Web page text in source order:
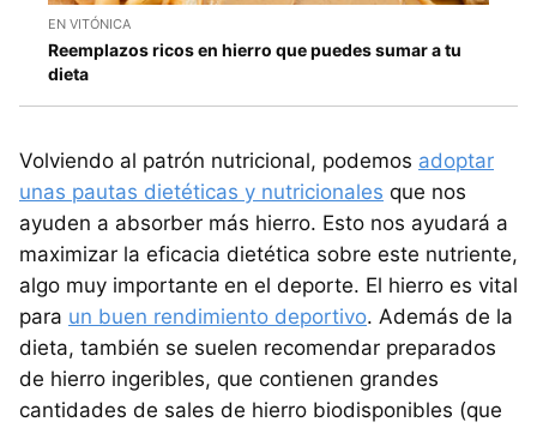
EN VITÓNICA
Reemplazos ricos en hierro que puedes sumar a tu
dieta
Volviendo al patrón nutricional, podemos adoptar
unas pautas dietéticas y nutricionales que nos
ayuden a absorber más hierro. Esto nos ayudará a
maximizar la eficacia dietética sobre este nutriente,
algo muy importante en el deporte. El hierro es vital
para un buen rendimiento deportivo. Además de la
dieta, también se suelen recomendar preparados
de hierro ingeribles, que contienen grandes
cantidades de sales de hierro biodisponibles (que